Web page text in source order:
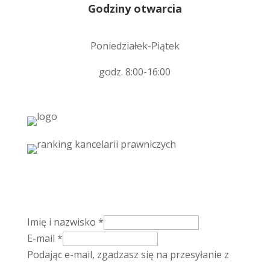
Godziny otwarcia
Poniedziałek-Piątek
godz. 8:00-16:00
Imię i nazwisko *
E-mail *
Podając e-mail, zgadzasz się na przesyłanie z